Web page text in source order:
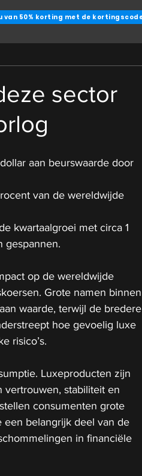
sector
aan beurswaarde door
van de wereldwijde
kwartaalgroei met circa 1
gespannen.
op de wereldwijde
Grote namen binnen
waarde, terwijl de bredere
hoe gevoelig luxe
risico’s.
Luxeproducten zijn
vertrouwen, stabiliteit en
consumenten grote
een belangrijk deel van de
in financiële